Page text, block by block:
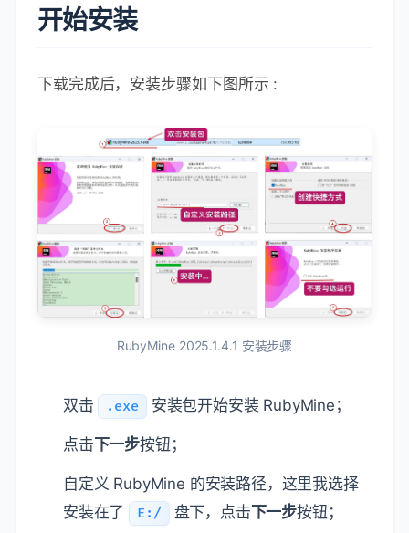
开始安装
下载完成后，安装步骤如下图所示 :
RubyMine 2025.1.4.1 安装步骤
双击 .exe 安装包开始安装 RubyMine；
点击下一步按钮；
自定义 RubyMine 的安装路径，这里我选择
安装在了
E:/ 盘下，点击下一步按钮；